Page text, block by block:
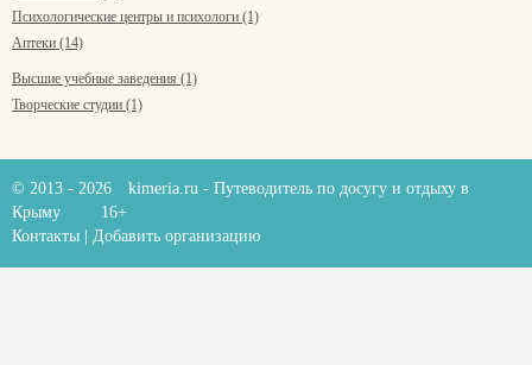
Психологические центры и психологи (1)
Аптеки (14)
Высшие учебные заведения (1)
Творческие студии (1)
© 2013 - 2026 kimeria.ru - Путеводитель по досугу и отдыху в
Крыму
16+
Контакты
Добавить организацию